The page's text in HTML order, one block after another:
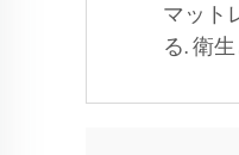
マット
る. 衛